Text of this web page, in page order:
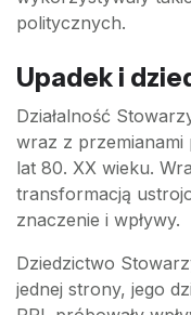
politycznych.
Upadek i
Działalność
wraz z przemianami
lat 80. XX wieku.
transformacją
znaczenie i wpływy.
Dziedzictwo
jednej strony, jego